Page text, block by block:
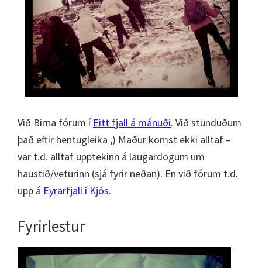
Við Birna fórum í Eitt fjall á mánuði. Við stunduðum
það eftir hentugleika ;) Maður komst ekki alltaf –
var t.d. alltaf upptekinn á laugardögum um
haustið/veturinn (sjá fyrir neðan). En við fórum t.d.
upp á Eyrarfjall í Kjós.
Fyrirlestur